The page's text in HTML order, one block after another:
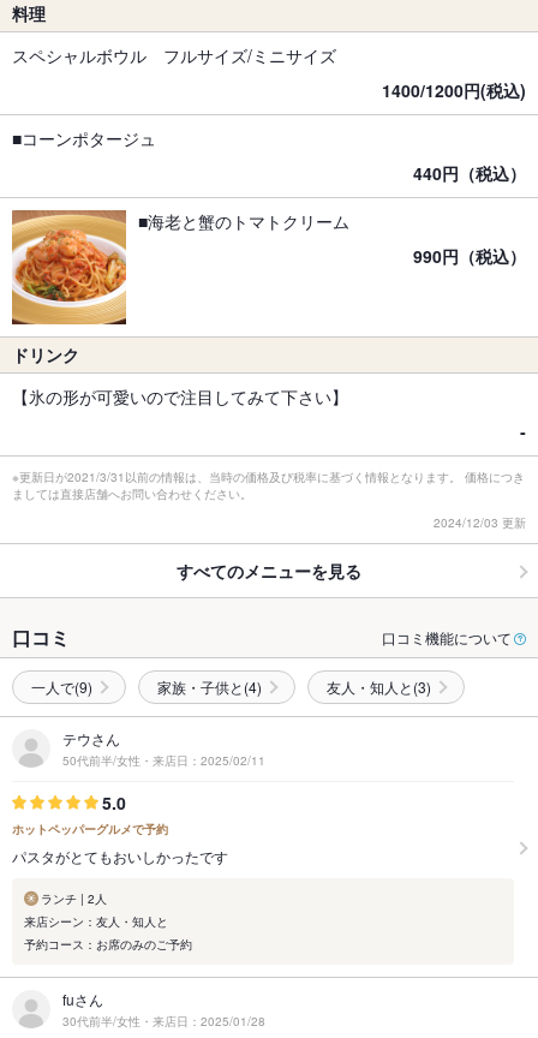
料理
スペシャルボウル フルサイズ/ミニサイズ
1400/1200円(税込)
■コーンポタージュ
440円（税込）
■海老と蟹のトマトクリーム
990円（税込）
ドリンク
【氷の形が可愛いので注目してみて下さい】
‐
※更新日が2021/3/31以前の情報は、当時の価格及び税率に基づく情報となります。 価格につき
ましては直接店舗へお問い合わせください。
2024/12/03 更新
すべてのメニューを見る
口コミ 口コミ機能について
一人で(9) 家族・子供と(4) 友人・知人と(3)
テウさん
50代前半/女性・来店日：2025/02/11
5.0
ホットペッパーグルメで予約
パスタがとてもおいしかったです
ランチ | 2人
来店シーン：友人・知人と
予約コース：お席のみのご予約
fuさん
30代前半/女性・来店日：2025/01/28